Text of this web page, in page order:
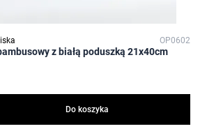
OP0602
z białą poduszką 21x40cm
Do koszyka